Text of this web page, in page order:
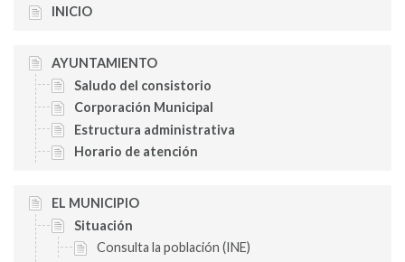
INICIO
AYUNTAMIENTO
Saludo del consistorio
Corporación Municipal
Estructura administrativa
Horario de atención
EL MUNICIPIO
Situación
Consulta la población (INE)